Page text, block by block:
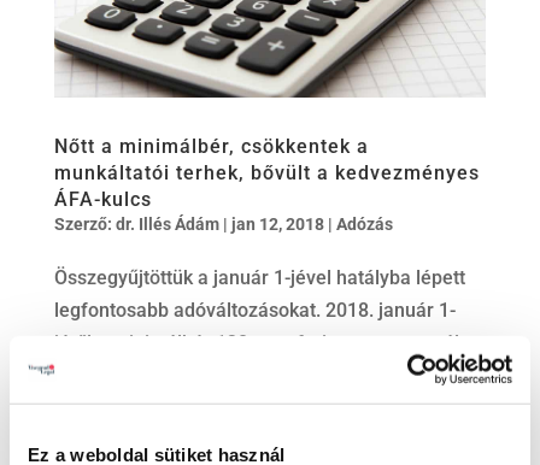
Ez a weboldal sütiket használ
Nőtt a minimálbér, csökkentek a
munkáltatói terhek, bővült a kedvezményes
ÁFA-kulcs
Szerző: dr. Illés Ádám| jan 12, 2018| Adózás
Összegyűjtöttük a január 1-jével hatályba lépett
legfontosabb adóváltozásokat. 2018. január 1-
jétől a minimálbér 138 ezer forintra, a garantált
bérminimum pedig 180 500 forintra emelkedett.
Az emelkedéssel a munkáltatókra rótt terheket